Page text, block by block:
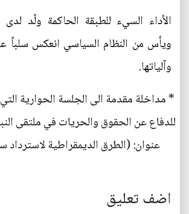
الأداء السيء للطبقة الحاكمة ولّد
ويأس من النظام السياسي انعكس سلباً
وآلياتها.
* مداخلة مقدمة الى الجلسة الحوارية
للدفاع عن الحقوق والحريات في ملتقى
عنوان: (الطرق الديمقراطية لاسترداد
اضف تعليق